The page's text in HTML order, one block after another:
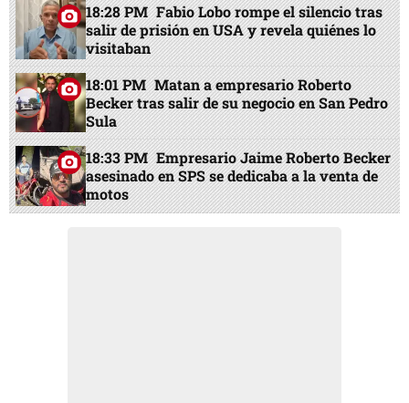
18:28 PM Fabio Lobo rompe el silencio tras
salir de prisión en USA y revela quiénes lo
visitaban
18:01 PM Matan a empresario Roberto
Becker tras salir de su negocio en San Pedro
Sula
18:33 PM Empresario Jaime Roberto Becker
asesinado en SPS se dedicaba a la venta de
motos